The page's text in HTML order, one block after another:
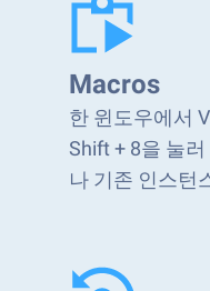
Macros
한 윈도우에서
Shift + 8을 눌
나 기존 인스턴